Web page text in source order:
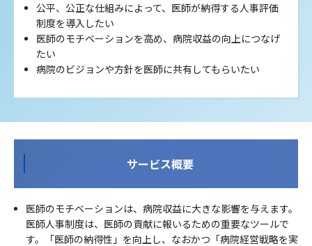
公平、公正な仕組みによって、医師が納得する人事評価
制度を導入したい
医師のモチベーションを高め、病院収益の向上につなげ
たい
病院のビジョンや方針を医師に共有してもらいたい
サービス概要
医師のモチベーションは、病院収益に大きな影響を与えます。
医師人事制度は、医師の貢献に報いるための重要なツールで
す。「医師の納得性」を向上し、なおかつ「病院経営戦略を実